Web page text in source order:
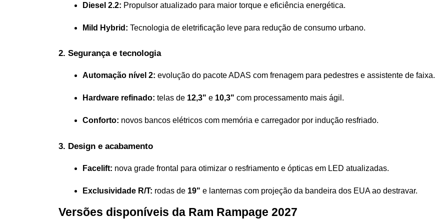
Diesel 2.2: Propulsor atualizado para maior torque e eficiência energética.
Mild Hybrid: Tecnologia de eletrificação leve para redução de consumo urbano.
2. Segurança e tecnologia
Automação nível 2: evolução do pacote ADAS com frenagem para pedestres e assistente de faixa.
Hardware refinado: telas de 12,3" e 10,3" com processamento mais ágil.
Conforto: novos bancos elétricos com memória e carregador por indução resfriado.
3. Design e acabamento
Facelift: nova grade frontal para otimizar o resfriamento e ópticas em LED atualizadas.
Exclusividade R/T: rodas de 19" e lanternas com projeção da bandeira dos EUA ao destravar.
Versões disponíveis da Ram Rampage 2027